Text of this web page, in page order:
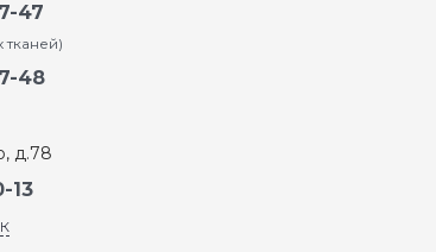
47
тканей)
48
д.78
13